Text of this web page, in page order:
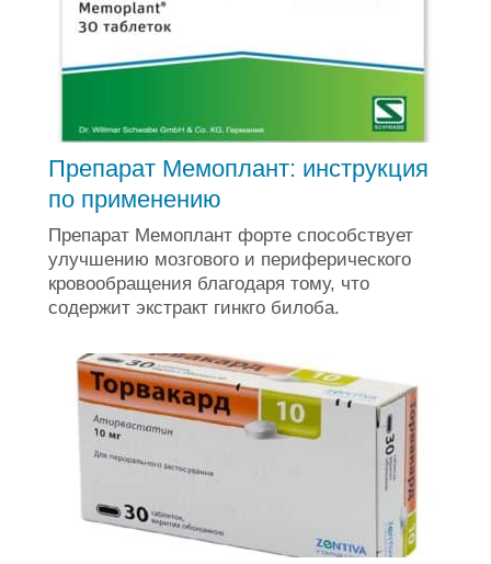
Препарат Мемоплант: инструкция
по применению
Препарат Мемоплант форте способствует
улучшению мозгового и периферического
кровообращения благодаря тому, что
содержит экстракт гинкго билоба.